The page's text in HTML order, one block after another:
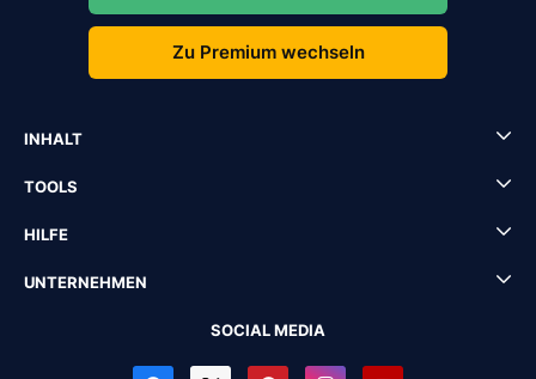
Zu Premium wechseln
INHALT
TOOLS
HILFE
UNTERNEHMEN
SOCIAL MEDIA